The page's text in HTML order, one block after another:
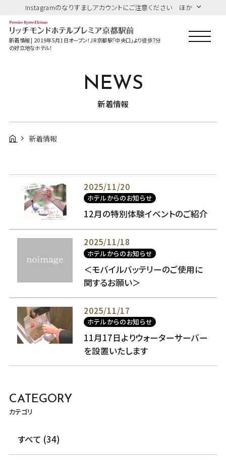
Instagramのなりすましアカウントにご注意ください ほか
新着情報 | 2019年5月1日オープン！JR京都駅「中央口」より徒歩7分
の好立地なホテル！
NEWS
新着情報
新着情報
2025/11/20
ホテルからのお知らせ
12月の特別体験イベントのご紹介
2025/11/18
ホテルからのお知らせ
＜モバイルバッテリーのご使用に
関するお願い＞
2025/11/17
ホテルからのお知らせ
11月17日よりウォーターサーバー
を設置いたします
CATEGORY
カテゴリ
すべて (34)